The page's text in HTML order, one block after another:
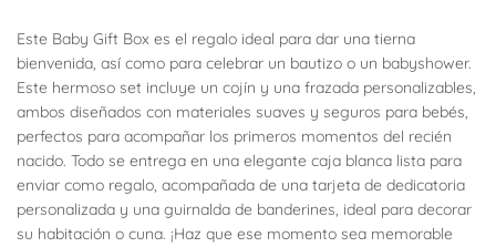
Este Baby Gift Box es el regalo ideal para dar una tierna
bienvenida, así como para celebrar un bautizo o un babyshower.
Este hermoso set incluye un cojín y una frazada personalizables,
ambos diseñados con materiales suaves y seguros para bebés,
perfectos para acompañar los primeros momentos del recién
nacido. Todo se entrega en una elegante caja blanca lista para
enviar como regalo, acompañada de una tarjeta de dedicatoria
personalizada y una guirnalda de banderines, ideal para decorar
su habitación o cuna. ¡Haz que ese momento sea memorable